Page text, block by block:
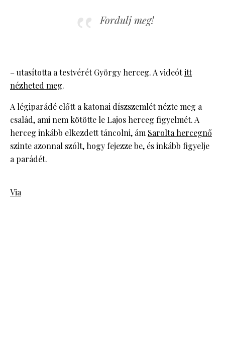
Fordulj meg!
– utasította a testvérét György herceg. A videótitt
nézheted meg.
A légiparádé előtt a katonai díszszemlét nézte meg a
család, ami nem kötötte le Lajos herceg figyelmét. A
herceg inkább elkezdett táncolni, ám Sarolta hercegnő
szinte azonnal szólt, hogy fejezze be, és inkább figyelje
a parádét.
Via